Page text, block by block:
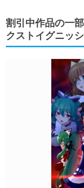
割引中作品の一
クストイグニッ